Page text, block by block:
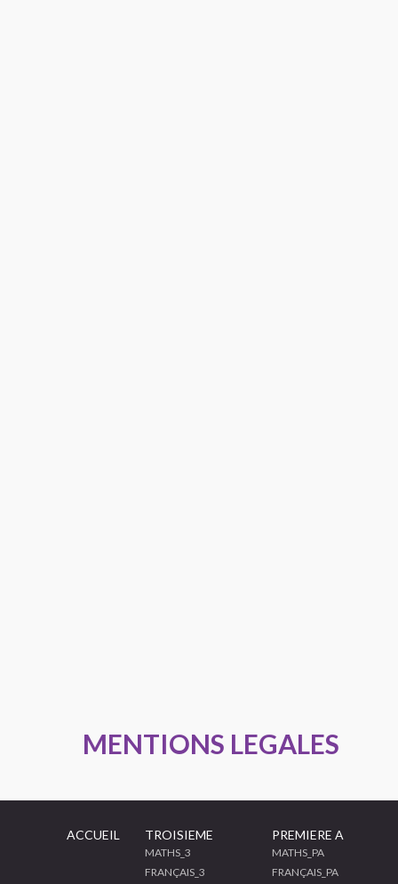
MENTIONS LEGALES
ACCUEIL TROISIEME
MATHS_3
FRANÇAIS_3
PREMIERE A
MATHS_PA
FRANÇAIS_PA